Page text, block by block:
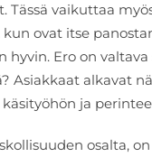
Tässä vaikuttaa
ovat itse
Ero on
Asiakkaat alkavat
ja
osalta,